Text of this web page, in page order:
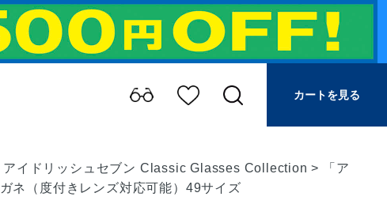
カートを見る
アイドリッシュセブン Classic Glasses Collection >
「ア
ネ（度付きレンズ対応可能）49サイズ